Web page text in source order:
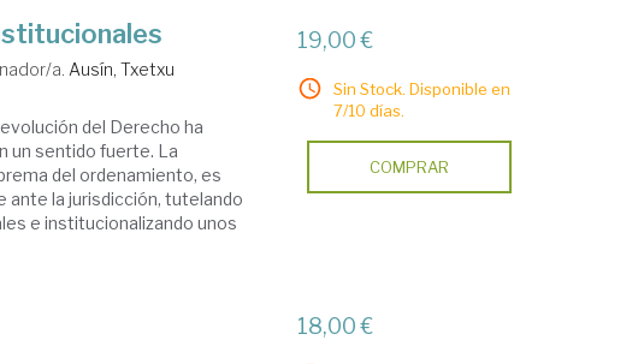
a. Ausín, Txetxu
del Derecho ha
un sentido fuerte. La
del ordenamiento, es
ante la jurisdicción, tutelando
e institucionalizando unos
19,00 €
Sin Stock. Disponible en
7/10 días.
COMPRAR
18,00 €